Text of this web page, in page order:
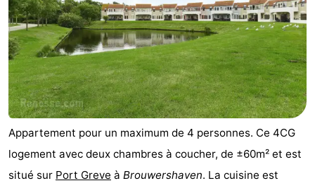
Appartement pour un maximum de 4 personnes. Ce 4CG
logement avec deux chambres à coucher, de ±60m² et est
situé sur Port Greve à Brouwershaven. La cuisine est